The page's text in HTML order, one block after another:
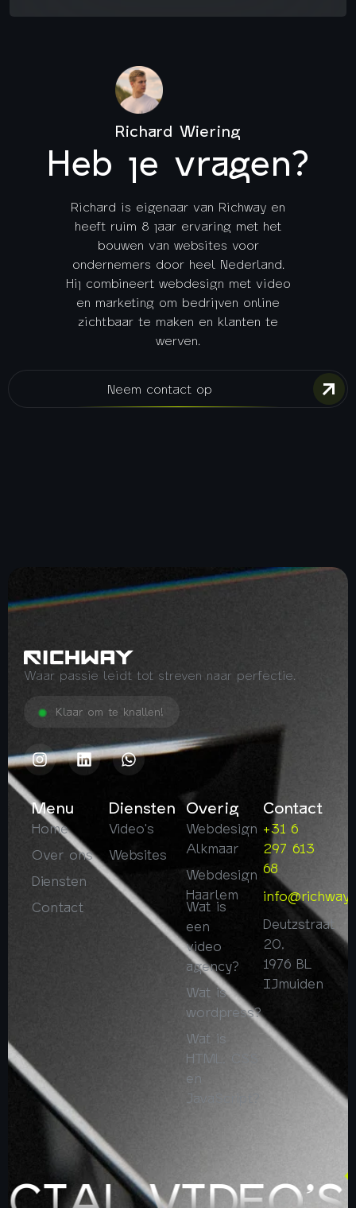
Richard Wiering
Heb je vragen?
Richard is eigenaar van Richway en
heeft ruim 8 jaar ervaring met het
bouwen van websites voor
ondernemers door heel Nederland.
Hij combineert webdesign met video
en marketing om bedrijven online
zichtbaar te maken en klanten te
werven.
Neem contact op
Waar passie leidt tot streven naar perfectie.
Klaar om te knallen!
Menu
Home
Over ons
Diensten
Contact
Diensten
Video's
Websites
Overig
Webdesign
Alkmaar
Webdesign
Haarlem
Wat is
een
video
agency?
Wat is
wordpress?
Wat is
HTML, CSS
en
JavaScript?
Contact
+31 6
297 613
68
Deutzstraat
20,
1976 BL
IJmuiden